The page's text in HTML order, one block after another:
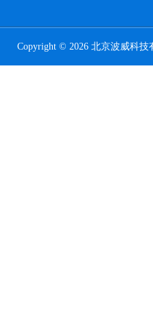
Copyright © 2026 北京波威科技